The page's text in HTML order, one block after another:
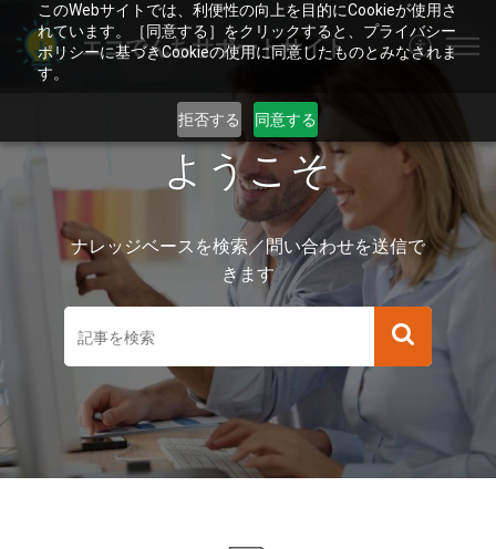
このWebサイトでは、利便性の向上を目的にCookieが使用さ
れています。［同意する］をクリックすると、プライバシー
ポリシーに基づきCookieの使用に同意したものとみなされま
す。
拒否する 同意する
エコでんちサポートサイト
ようこそ
ナレッジベースを検索／問い合わせを送信で
きます